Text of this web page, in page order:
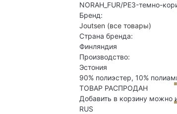
NORAH_FUR/PE3-темно-
Бренд:
Joutsen (все товары)
Страна бренда:
Финляндия
Производство:
Эстония
90% полиэстер, 10%
ТОВАР РАСПРОДАН
Добавить в корзину можно
RUS